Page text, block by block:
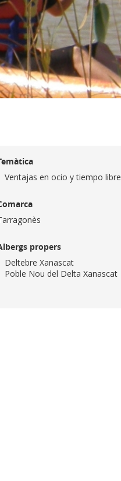
Ventajas en ocio y tiempo libre
propers
Deltebre Xanascat
Poble Nou del Delta Xanascat